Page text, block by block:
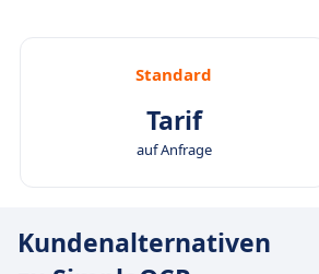
Standard
Tarif
auf Anfrage
Kundenalternativen